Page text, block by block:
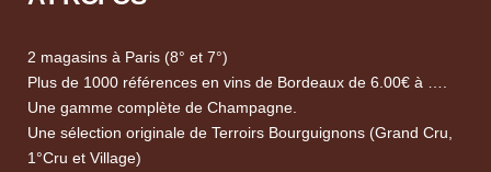
2 magasins à Paris (8° et 7°)
Plus de 1000 références en vins de Bordeaux de 6.00€ à ….
Une gamme complète de Champagne.
Une sélection originale de Terroirs Bourguignons (Grand Cru,
1°Cru et Village)